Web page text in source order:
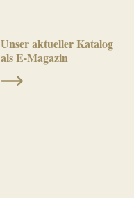
Unser aktueller Katalog
als E-Magazin